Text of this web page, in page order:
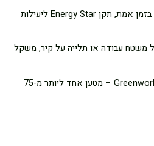
חיווי LED למעקב סטטוס טעינה בזמן אמת, תקן Energy Star ליעילות
משטח עבודה או תלייה על קיר, משקל
תואם לכל סוללות Greenworks Pro 80V – מטען אחד ליותר מ-75